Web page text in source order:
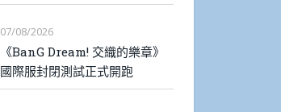
07/08/2026
《BanG Dream! 交織的樂章》
國際服封閉測試正式開跑